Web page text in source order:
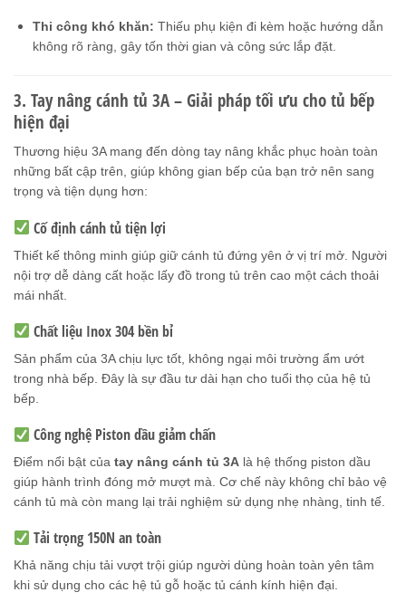
Thi công khó khăn: Thiếu phụ kiện đi kèm hoặc hướng dẫn
không rõ ràng, gây tốn thời gian và công sức lắp đặt.
3. Tay nâng cánh tủ 3A – Giải pháp tối ưu cho tủ bếp
hiện đại
Thương hiệu 3A mang đến dòng tay nâng khắc phục hoàn toàn
những bất cập trên, giúp không gian bếp của bạn trở nên sang
trọng và tiện dụng hơn:
Cố định cánh tủ tiện lợi
Thiết kế thông minh giúp giữ cánh tủ đứng yên ở vị trí mở. Người
nội trợ dễ dàng cất hoặc lấy đồ trong tủ trên cao một cách thoải
mái nhất.
Chất liệu Inox 304 bền bỉ
Sản phẩm của 3A chịu lực tốt, không ngại môi trường ẩm ướt
trong nhà bếp. Đây là sự đầu tư dài hạn cho tuổi thọ của hệ tủ
bếp.
Công nghệ Piston dầu giảm chấn
Điểm nổi bật của tay nâng cánh tủ 3A là hệ thống piston dầu
giúp hành trình đóng mở mượt mà. Cơ chế này không chỉ bảo vệ
cánh tủ mà còn mang lại trải nghiệm sử dụng nhẹ nhàng, tinh tế.
Tải trọng 150N an toàn
Khả năng chịu tải vượt trội giúp người dùng hoàn toàn yên tâm
khi sử dụng cho các hệ tủ gỗ hoặc tủ cánh kính hiện đại.